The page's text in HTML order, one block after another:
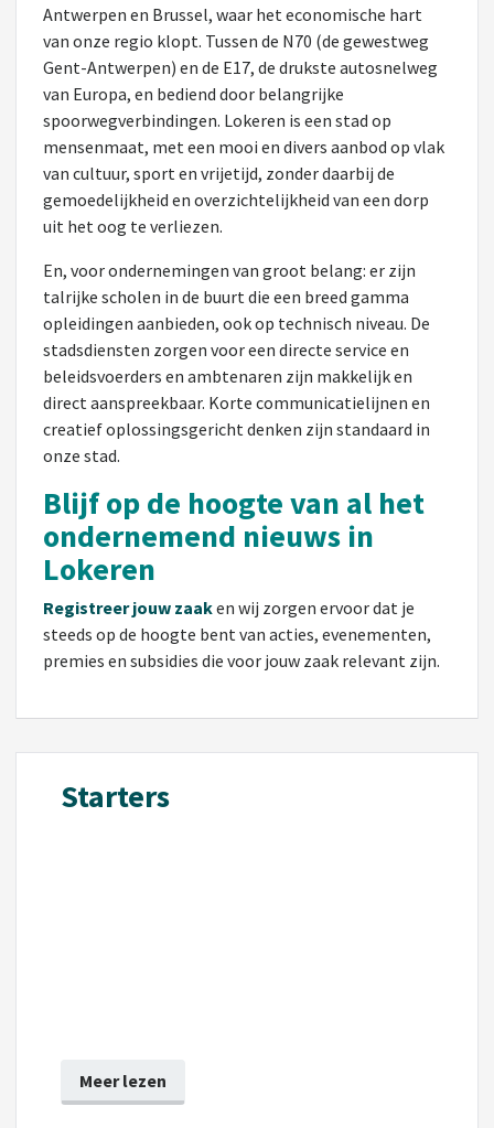
Antwerpen en Brussel, waar het economische hart
van onze regio klopt. Tussen de N70 (de gewestweg
Gent-Antwerpen) en de E17, de drukste autosnelweg
van Europa, en bediend door belangrijke
spoorwegverbindingen. Lokeren is een stad op
mensenmaat, met een mooi en divers aanbod op vlak
van cultuur, sport en vrijetijd, zonder daarbij de
gemoedelijkheid en overzichtelijkheid van een dorp
uit het oog te verliezen.
En, voor ondernemingen van groot belang: er zijn
talrijke scholen in de buurt die een breed gamma
opleidingen aanbieden, ook op technisch niveau. De
stadsdiensten zorgen voor een directe service en
beleidsvoerders en ambtenaren zijn makkelijk en
direct aanspreekbaar. Korte communicatielijnen en
creatief oplossingsgericht denken zijn standaard in
onze stad.
Blijf op de hoogte van al het
ondernemend nieuws in
Lokeren
Registreer jouw zaaken wij zorgen ervoor dat je
steeds op de hoogte bent van acties, evenementen,
premies en subsidies die voor jouw zaak relevant zijn.
Starters
Meer lezen